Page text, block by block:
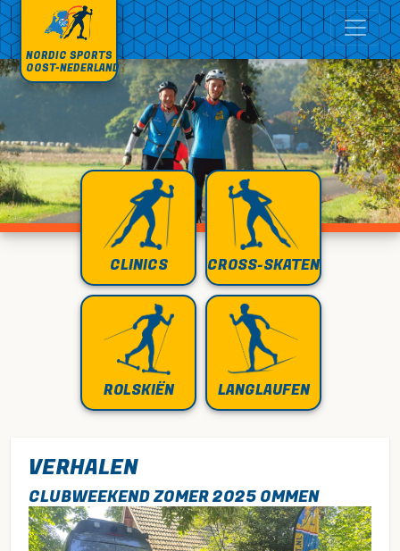
NORDIC SPORTS
OOST-NEDERLAND
CLINICS CROSS-SKATEN
ROLSKIËN LANGLAUFEN
VERHALEN
CLUBWEEKEND ZOMER 2025 OMMEN